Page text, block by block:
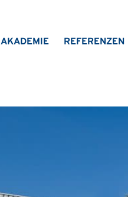
AKADEMIE REFERENZEN